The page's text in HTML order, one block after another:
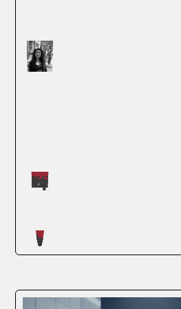
Máster impartidos por Judit López Martínez
En la actualidad, el